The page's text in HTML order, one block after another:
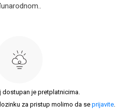
dostupan je pretplatnicima.
za pristup molimo da se prijavite.